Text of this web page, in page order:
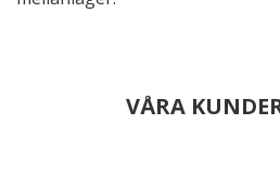
VÅRA